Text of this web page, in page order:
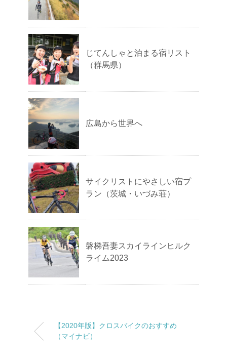
じてんしゃと泊まる宿リスト
（群馬県）
広島から世界へ
サイクリストにやさしい宿プ
ラン（茨城・いづみ荘）
磐梯吾妻スカイラインヒルク
ライム2023
【2020年版】クロスバイクのおすすめ
（マイナビ）